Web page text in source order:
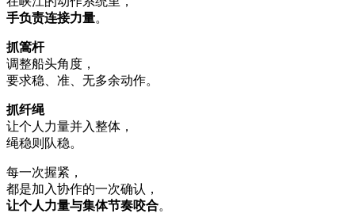
手负责连接力量。
抓篙杆
调整船头角度，
要求稳、准、无多余动作。
抓纤绳
让个人力量并入整体，
绳稳则队稳。
每一次握紧，
都是加入协作的一次确认，
让个人力量与集体节奏咬合。